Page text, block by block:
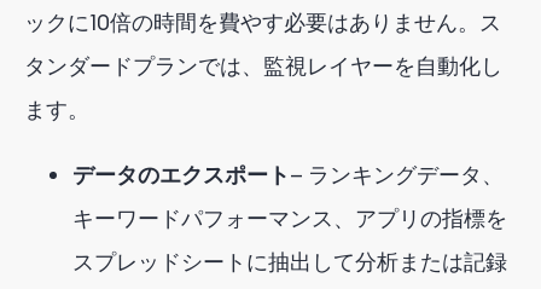
ックに10倍の時間を費やす必要はありません。ス
タンダードプランでは、監視レイヤーを自動化し
ます。
データのエクスポート— ランキングデータ、
キーワードパフォーマンス、アプリの指標を
スプレッドシートに抽出して分析または記録